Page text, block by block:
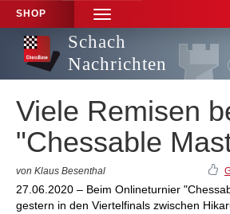
SHOP
TOGGLE
NAVIGATION
Schach
Nachrichten
Viele Remisen
"Chessable
von Klaus Besenthal
27.06.2020 – Beim Onlineturnier
gestern in den Viertelfinals zwischen